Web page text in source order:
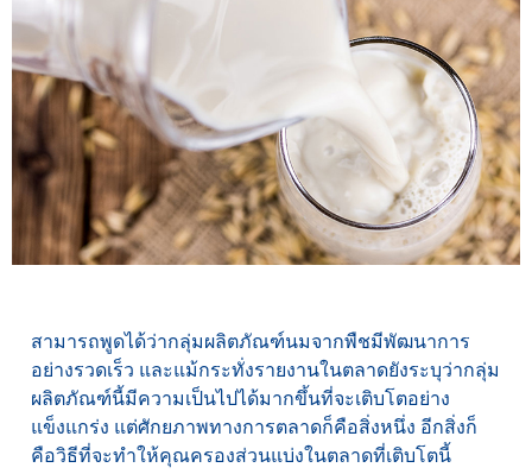
สามารถพูดได้ว่ากลุ่มผลิตภัณฑ์นมจากพืชมีพัฒนาการ
อย่างรวดเร็ว และแม้กระทั่งรายงานในตลาดยังระบุว่ากลุ่ม
ผลิตภัณฑ์นี้มีความเป็นไปได้มากขึ้นที่จะเติบโตอย่าง
แข็งแกร่ง แต่ศักยภาพทางการตลาดก็คือสิ่งหนึ่ง อีกสิ่งก็
คือวิธีที่จะทำให้คุณครองส่วนแบ่งในตลาดที่เติบโตนี้